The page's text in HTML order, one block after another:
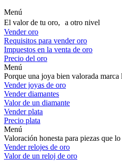
Menú
El valor de tu oro, a otro nivel
Vender oro
Requisitos para vender oro
Impuestos en la venta de oro
Precio del oro
Menú
Porque una joya bien valorada marca
Vender joyas de oro
Vender diamantes
Valor de un diamante
Vender plata
Precio plata
Menú
Valoración honesta para piezas que lo
Vender relojes de oro
Valor de un reloj de oro